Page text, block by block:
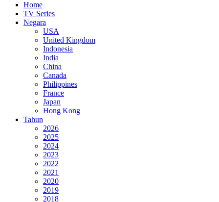
Home
TV Series
Negara
USA
United Kingdom
Indonesia
India
China
Canada
Philippines
France
Japan
Hong Kong
Tahun
2026
2025
2024
2023
2022
2021
2020
2019
2018